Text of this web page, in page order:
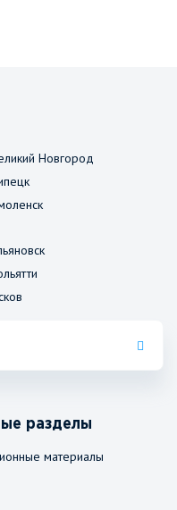
Новгород
разделы
материалы